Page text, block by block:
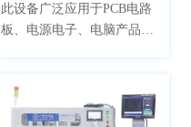
此设备广泛应用于PCB电路
板、电源电子、电脑产品、
橡塑轮胎、太阳能逆变器等
领域产品的模拟在高温环境